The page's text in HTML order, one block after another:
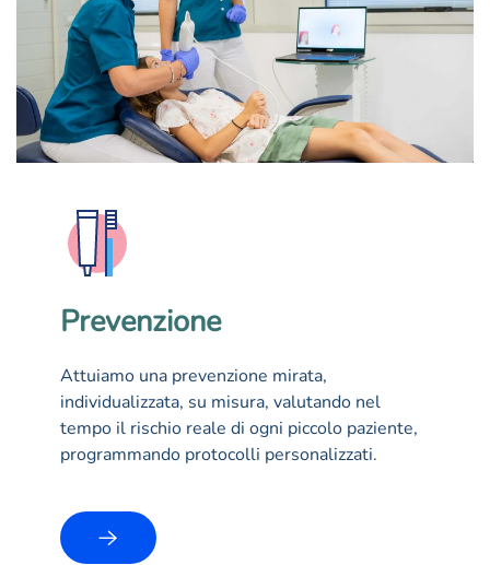
Prevenzione
Attuiamo una prevenzione mirata,
individualizzata, su misura, valutando nel
tempo il rischio reale di ogni piccolo paziente,
programmando protocolli personalizzati.